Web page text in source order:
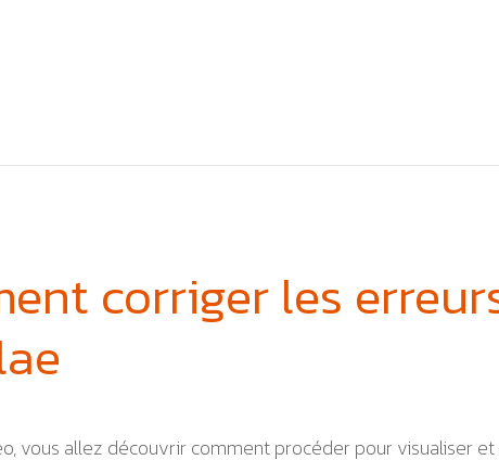
corriger les
vous allez découvrir comment procéder pour visualiser